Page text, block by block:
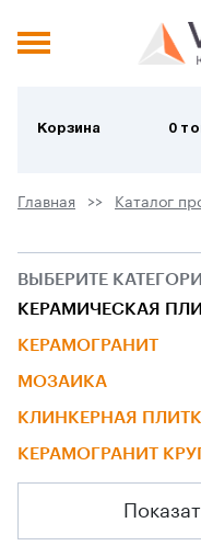
Корзина 0
Главная Каталог
ВЫБЕРИТЕ
КЕРАМИЧЕСКАЯ
КЕРАМОГРАНИТ
МОЗАИКА
КЛИНКЕРНАЯ
КЕРАМОГРАНИТ